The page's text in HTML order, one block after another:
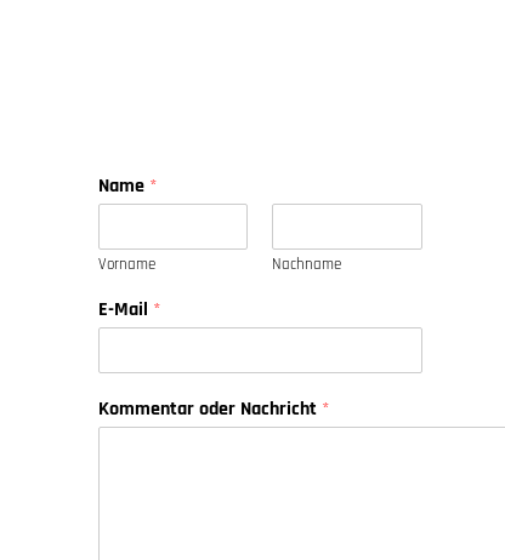
Name *
Vorname Nachname
E-Mail *
Kommentar oder Nachricht *